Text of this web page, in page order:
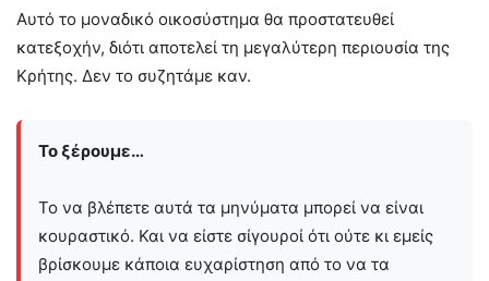
Αυτό το μοναδικό οικοσύστημα θα προστατευθεί
κατεξοχήν, διότι αποτελεί τη μεγαλύτερη περιουσία της
Κρήτης. Δεν το συζητάμε καν.
Το ξέρουμε…
Το να βλέπετε αυτά τα μηνύματα μπορεί να είναι
κουραστικό. Και να είστε σίγουροί ότι ούτε κι εμείς
βρίσκουμε κάποια ευχαρίστηση από το να τα